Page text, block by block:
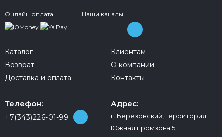
Онлайн оплата Наши каналы
Каталог
Возврат
Доставка и оплата
Клиентам
О компании
Контакты
Телефон:
+7(343)226-01-99
Адрес:
г. Березовский, территория
Южная промзона 5